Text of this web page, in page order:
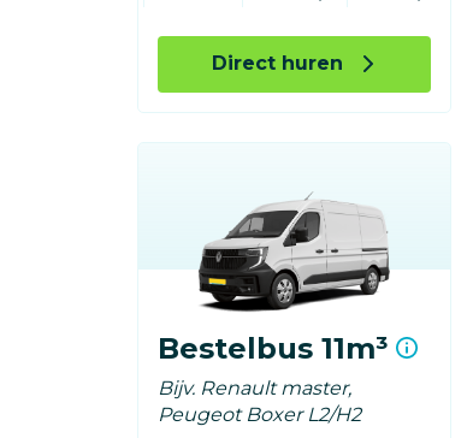
Direct huren
Bestelbus 11m³
Bijv. Renault master,
Peugeot Boxer L2/H2